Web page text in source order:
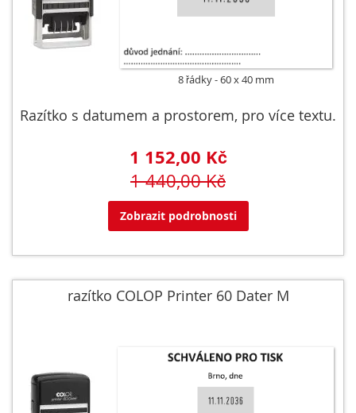
8 řádky 60 x 40 mm
Razítko s datumem a prostorem, pro více textu.
1 152,00 Kč
1 440,00 Kč
Zobrazit podrobnosti
razítko COLOP Printer 60 Dater M